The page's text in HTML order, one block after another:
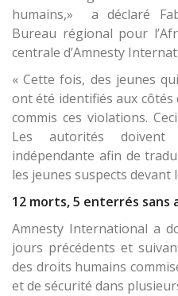
humains,» a déclaré
Bureau régional pour
centrale d’Amnesty
« Cette fois, des jeunes
ont été identifiés aux
commis ces violations.
Les autorités doivent
indépendante afin de
les jeunes suspects
12 morts, 5 enterrés sans
Amnesty International a
jours précédents et
des droits humains
et de sécurité dans